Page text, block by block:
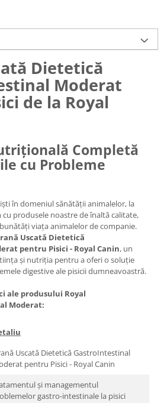
Dietetică
Moderat
de la Royal
Completă
cu Probleme
în domeniul sănătății animalelor, la
cu produsele noastre de înaltă calitate,
viața animalelor de companie.
Uscată Dietetică
pentru Pisici - Royal Canin, un
și nutriția pentru a oferi o soluție
digestive ale pisicii dumneavoastră.
ale produsului Royal
Moderat:
Uscată Dietetică GastroIntestinal
pentru Pisici - Royal Canin
și managementul
gastro-intestinale la pisici